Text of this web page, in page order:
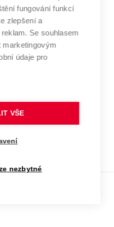
technické
fungování funkcí
zlepšení a
Se souhlasem
marketingovým
údaje pro
VŠE
nezbytné